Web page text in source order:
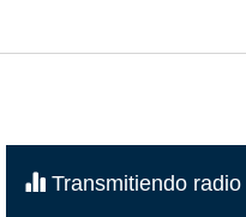
Transmitiendo radio